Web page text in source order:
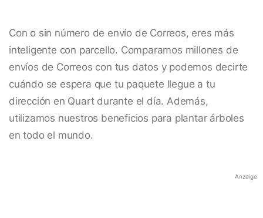
Con o sin número de envío de Correos, eres más
inteligente con parcello. Comparamos millones de
envíos de Correos con tus datos y podemos decirte
cuándo se espera que tu paquete llegue a tu
dirección en Quart durante el día. Además,
utilizamos nuestros beneficios para plantar árboles
en todo el mundo.
Anzeige